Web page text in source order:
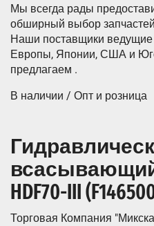
Мы всегда рады
обширный выбор
Наши поставщики ведущие
Европы, Японии, США и
предлагаем .
В наличии / Опт и розница
всасывающий
HDF70-III
Торговая Компания